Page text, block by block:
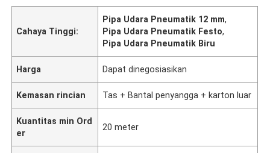
Cahaya Tinggi:
Pipa Udara Pneumatik 12 mm,
Pipa Udara Pneumatik Festo,
Pipa Udara Pneumatik Biru
Harga Dapat dinegosiasikan
Kemasan rincian Tas + Bantal penyangga + karton luar
Kuantitas min Ord
er
20 meter